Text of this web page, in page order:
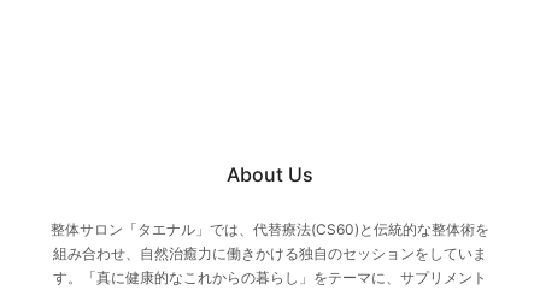
About Us
整体サロン「タエナル」では、代替療法(CS60)と伝統的な整体術を
組み合わせ、自然治癒力に働きかける独自のセッションをしていま
す。「真に健康的なこれからの暮らし」をテーマに、サプリメント